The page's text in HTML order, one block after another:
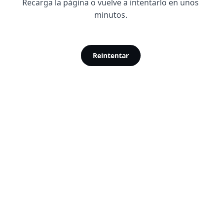
Recarga la página o vuelve a intentarlo en unos
minutos.
Reintentar